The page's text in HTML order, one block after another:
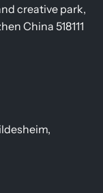
creative park,
China 518111